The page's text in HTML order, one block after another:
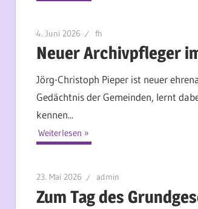
4. Juni 2026 fh
Neuer Archivpfleger
Jörg-Christoph Pieper ist neuer
Gedächtnis der Gemeinden, lernt
kennen...
Weiterlesen
23. Mai 2026 admin
Zum Tag des